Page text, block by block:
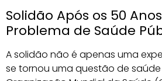
Solidão Após os 50
Problema de Saúde
A solidão não é apenas uma
se tornou uma questão de